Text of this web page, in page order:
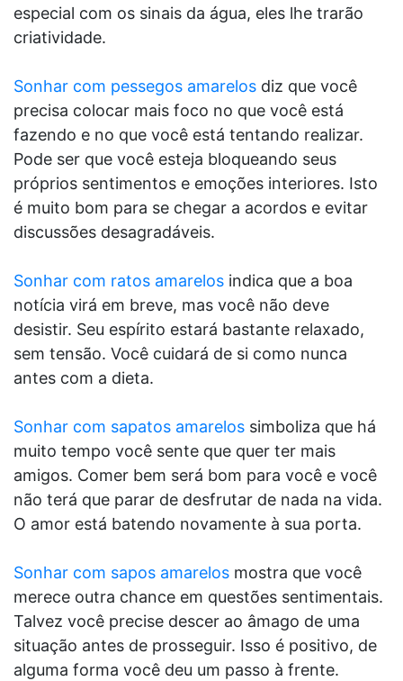
especial com os sinais da água, eles lhe trarão
criatividade.
Sonhar com pessegos amarelos diz que você
precisa colocar mais foco no que você está
fazendo e no que você está tentando realizar.
Pode ser que você esteja bloqueando seus
próprios sentimentos e emoções interiores. Isto
é muito bom para se chegar a acordos e evitar
discussões desagradáveis.
Sonhar com ratos amarelos indica que a boa
notícia virá em breve, mas você não deve
desistir. Seu espírito estará bastante relaxado,
sem tensão. Você cuidará de si como nunca
antes com a dieta.
Sonhar com sapatos amarelos simboliza que há
muito tempo você sente que quer ter mais
amigos. Comer bem será bom para você e você
não terá que parar de desfrutar de nada na vida.
O amor está batendo novamente à sua porta.
Sonhar com sapos amarelos mostra que você
merece outra chance em questões sentimentais.
Talvez você precise descer ao âmago de uma
situação antes de prosseguir. Isso é positivo, de
alguma forma você deu um passo à frente.